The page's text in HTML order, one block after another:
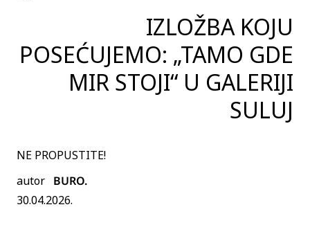
IZLOŽBA KOJU
POSEĆUJEMO: „TAMO GDE
MIR STOJI“ U GALERIJI
SULUJ
NE PROPUSTITE!
autor BURO.
30.04.2026.